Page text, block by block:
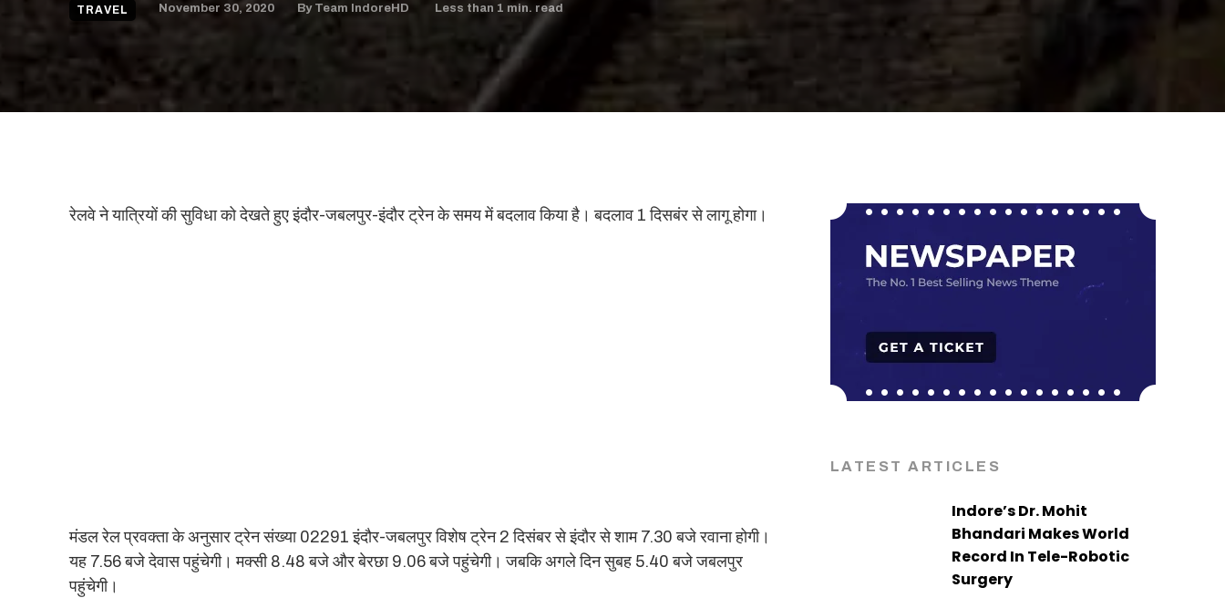
TRAVEL November 30, 2020 By Team IndoreHD Less than 1 min. read
रेलवे ने यात्रियों की सुविधा को देखते हुए इंदौर-जबलपुर-इंदौर ट्रेन के समय में बदलाव किया है। बदलाव 1 दिसबंर से लागू होगा।
मंडल रेल प्रवक्ता के अनुसार ट्रेन संख्या 02291 इंदौर-जबलपुर विशेष ट्रेन 2 दिसंबर से इंदौर से शाम 7.30 बजे रवाना होगी।
यह 7.56 बजे देवास पहुंचेगी। मक्सी 8.48 बजे और बेरछा 9.06 बजे पहुंचेगी। जबकि अगले दिन सुबह 5.40 बजे जबलपुर
पहुंचेगी।
LATEST ARTICLES
Indore’s Dr. Mohit
Bhandari Makes World
Record In Tele-Robotic
Surgery